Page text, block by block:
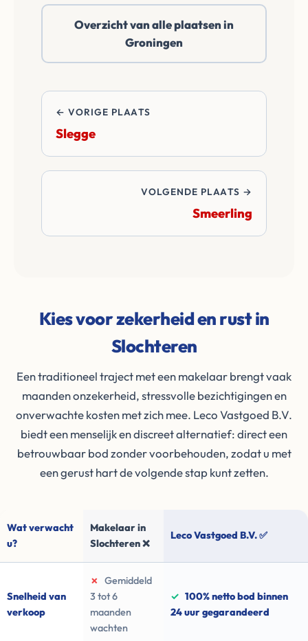
daarbuiten. Wij
betalen alle
overdrachtskosten
en notariskosten van
Overzicht van alle plaatsen in
Groningen
← VORIGE PLAATS
Slegge
VOLGENDE PLAATS →
Smeerling
Kies voor zekerheid en rust in
Slochteren
Een traditioneel traject met een makelaar brengt vaak
maanden onzekerheid, stressvolle bezichtigingen en
onverwachte kosten met zich mee. Leco Vastgoed B.V.
biedt een menselijk en discreet alternatief: direct een
betrouwbaar bod zonder voorbehouden, zodat u met
een gerust hart de volgende stap kunt zetten.
Wat verwacht
u?
Makelaar in
Slochteren ❌
Leco Vastgoed B.V. ✅
Snelheid van
verkoop
✗
Gemiddeld
3 tot 6
maanden
wachten
✓ 100% netto bod binnen
24 uur gegarandeerd